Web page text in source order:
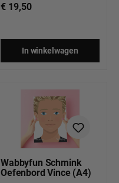
€ 19,50
In winkelwagen
Wabbyfun Schmink
Oefenbord Vince (A4)